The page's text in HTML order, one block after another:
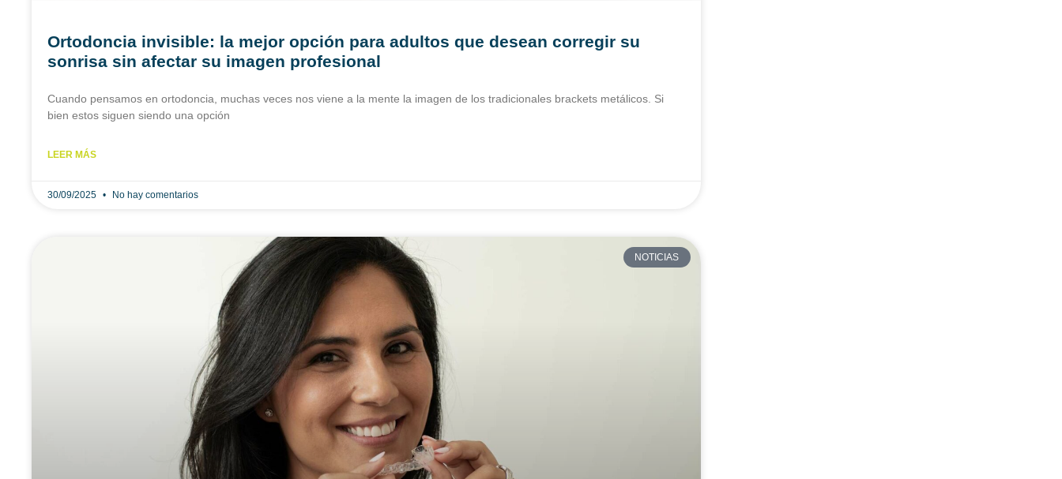
Ortodoncia invisible: la mejor opción para adultos que desean corregir su
sonrisa sin afectar su imagen profesional
Cuando pensamos en ortodoncia, muchas veces nos viene a la mente la imagen de los tradicionales brackets metálicos. Si
bien estos siguen siendo una opción
LEER MÁS
30/09/2025 No hay comentarios
NOTICIAS